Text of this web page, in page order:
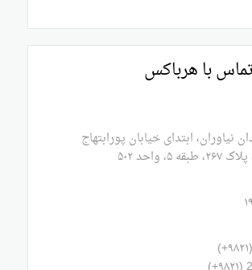
با هرباکس
نیاوران، ابتدای خیابان پورابتهاج
۵، واحد ۵۰۲